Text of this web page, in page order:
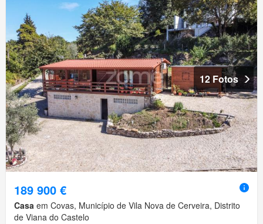
12 Fotos
189 900 €
Casa em Covas, Município de Vila Nova de Cerveira, Distrito
de Viana do Castelo